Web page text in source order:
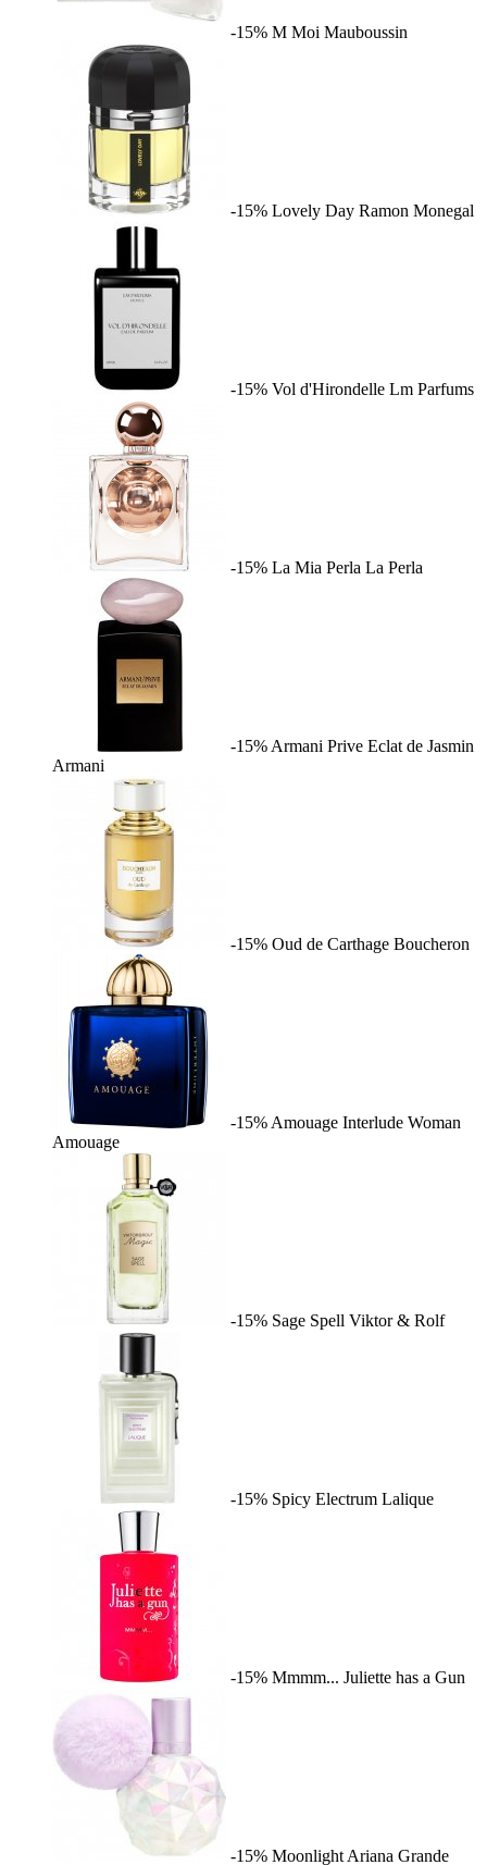
-15% M Moi Mauboussin
-15% Lovely Day Ramon Monegal
-15% Vol d'Hirondelle Lm Parfums
-15% La Mia Perla La Perla
-15% Armani Prive Eclat de Jasmin
Armani
-15% Oud de Carthage Boucheron
-15% Amouage Interlude Woman
Amouage
-15% Sage Spell Viktor & Rolf
-15% Spicy Electrum Lalique
-15% Mmmm... Juliette has a Gun
-15% Moonlight Ariana Grande